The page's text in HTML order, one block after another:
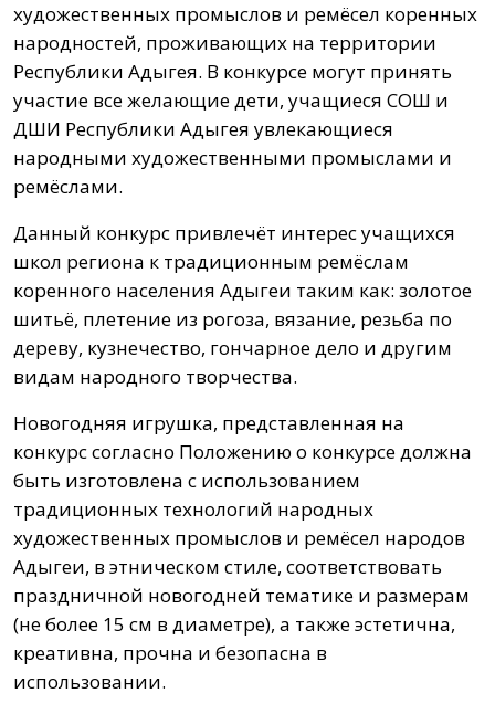
художественных промыслов и ремёсел коренных
народностей, проживающих на территории
Республики Адыгея. В конкурсе могут принять
участие все желающие дети, учащиеся СОШ и
ДШИ Республики Адыгея увлекающиеся
народными художественными промыслами и
ремёслами.
Данный конкурс привлечёт интерес учащихся
школ региона к традиционным ремёслам
коренного населения Адыгеи таким как: золотое
шитьё, плетение из рогоза, вязание, резьба по
дереву, кузнечество, гончарное дело и другим
видам народного творчества.
Новогодняя игрушка, представленная на
конкурс согласно Положению о конкурсе должна
быть изготовлена с использованием
традиционных технологий народных
художественных промыслов и ремёсел народов
Адыгеи, в этническом стиле, соответствовать
праздничной новогодней тематике и размерам
(не более 15 см в диаметре), а также эстетична,
креативна, прочна и безопасна в
использовании.